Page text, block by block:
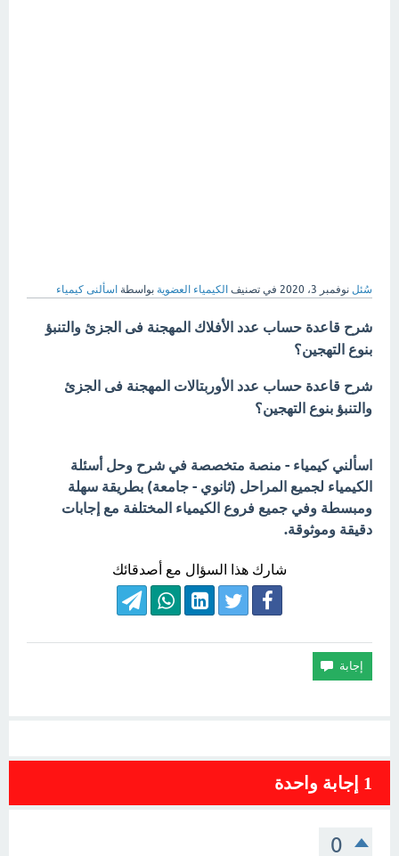
سُئل نوفمبر 3، 2020 في تصنيف الكيمياء العضوية بواسطة اسألنى كيمياء
شرح قاعدة حساب عدد الأفلاك المهجنة فى الجزئ والتنبؤ
بنوع التهجين؟
شرح قاعدة حساب عدد الأوربتالات المهجنة فى الجزئ
والتنبؤ بنوع التهجين؟
اسألني كيمياء - منصة متخصصة في شرح وحل أسئلة
الكيمياء لجميع المراحل (ثانوي - جامعة) بطريقة سهلة
ومبسطة وفي جميع فروع الكيمياء المختلفة مع إجابات
دقيقة وموثوقة.
شارك هذا السؤال مع أصدقائك
1 إجابة واحدة
0